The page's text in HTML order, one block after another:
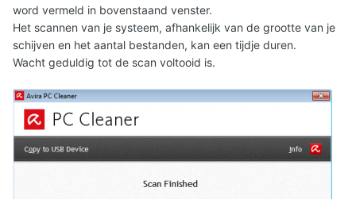
word vermeld in bovenstaand venster.
Het scannen van je systeem, afhankelijk van de grootte van je
schijven en het aantal bestanden, kan een tijdje duren.
Wacht geduldig tot de scan voltooid is.